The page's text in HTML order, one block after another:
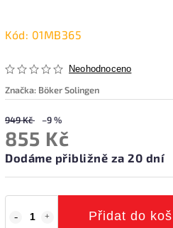
Kód: 01MB365
Neohodnoceno
Značka: Böker Solingen
949 Kč –9 %
855 Kč
Dodáme přibližně za 20 dní
Přidat do